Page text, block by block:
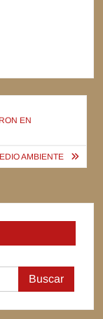
EN
AMBIENTE
Buscar: